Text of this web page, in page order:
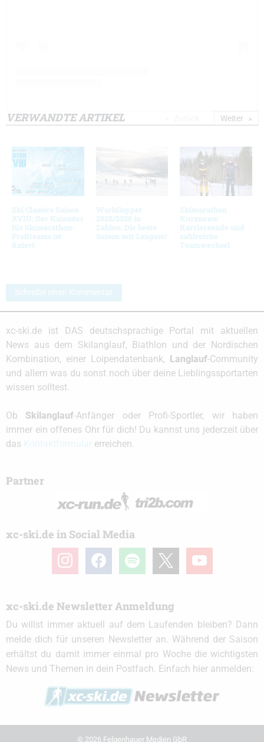
VERWANDTE ARTIKEL
Ski Classics Saison
XVIII: Der Kalender
für Skimarathon-
Profiteams ist
fixiert
Worldloppet
2025/2026 in
Zahlen: Die beste
Saison seit Langem!
Skimarathon
Kurznews:
Karriereende und
zahlreiche
Teamwechsel
Weiter
Schreibe einen Kommentar
xc-ski.de ist DAS deutschsprachige Portal mit aktuellen
News aus dem Skilanglauf, Biathlon und der Nordischen
Kombination, einer Loipendatenbank,
Langlauf-Community
und allem was du sonst noch über deine Lieblingssportarten
wissen solltest.
Ob Skilanglauf-Anfänger oder Profi-Sportler, wir haben
immer ein offenes Ohr für dich! Du kannst uns jederzeit über
das
erreichen.
Partner
xc-ski.de in Social Media
instagramfacebook spotify youtube
xc-ski.de Newsletter Anmeldung
Du willst immer aktuell auf dem Laufenden bleiben? Dann
melde dich für unseren Newsletter an. Während der Saison
erhältst du damit immer einmal pro Woche die wichtigsten
News und Themen in dein Postfach. Einfach hier anmelden:
© 2026 Felgenhauer Medien GbR